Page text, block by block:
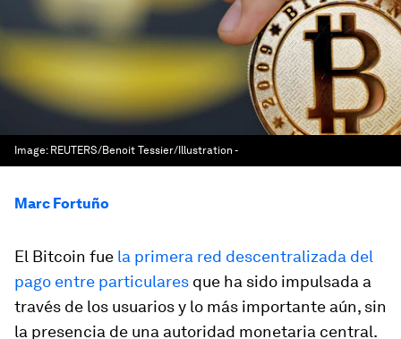
Image: REUTERS/Benoit Tessier/Illustration -
Marc Fortuño
El Bitcoin fue la primera red descentralizada del
pago entre particulares que ha sido impulsada a
través de los usuarios y lo más importante aún, sin
la presencia de una autoridad monetaria central.